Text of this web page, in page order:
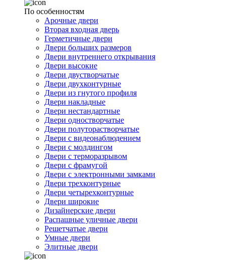
По особенностям
Арочные двери
Вторая входная дверь
Герметичные двери
Двери больших размеров
Двери внутреннего открывания
Двери высокие
Двери двустворчатые
Двери двухконтурные
Двери из гнутого профиля
Двери накладные
Двери нестандартные
Двери одностворчатые
Двери полуторастворчатые
Двери с видеонаблюдением
Двери с молдингом
Двери с терморазрывом
Двери с фрамугой
Двери с электронными замками
Двери трехконтурные
Двери четырехконтурные
Двери широкие
Дизайнерские двери
Распашные уличные двери
Решетчатые двери
Умные двери
Элитные двери